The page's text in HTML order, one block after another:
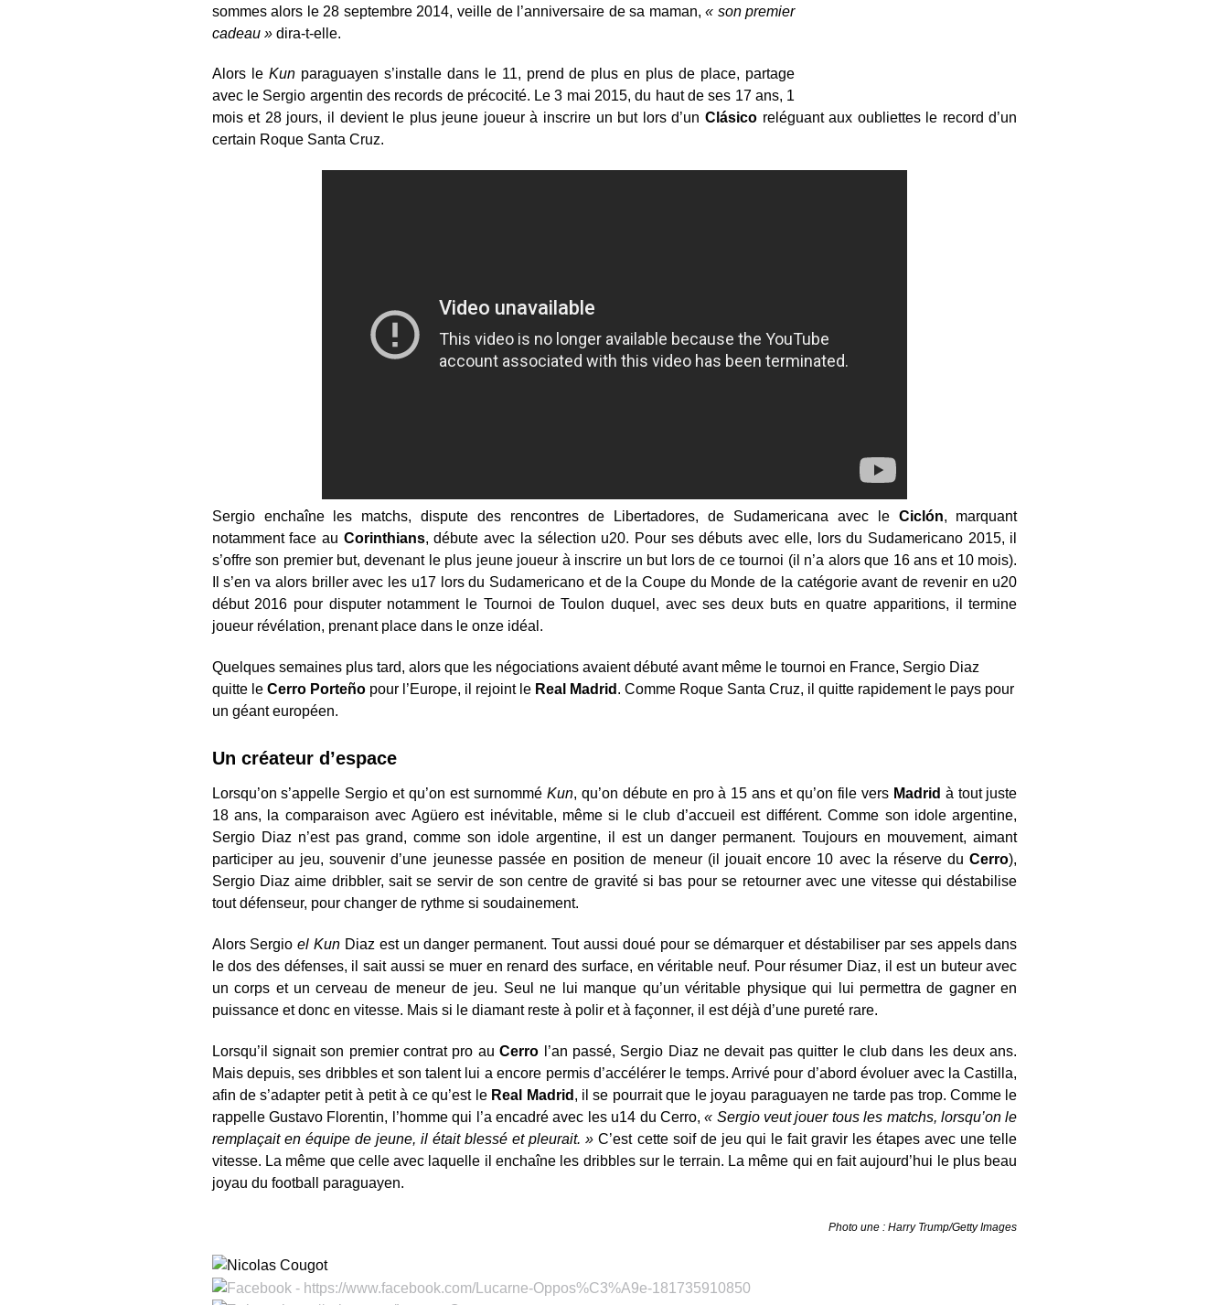
sommes alors le 28 septembre 2014, veille de l’anniversaire de sa maman,« son premier
cadeau »dira-t-elle.
Alors le Kunparaguayen s’installe dans le 11, prend de plus en plus de place, partage
avec le Sergio argentin des records de précocité. Le 3 mai 2015, du haut de ses 17 ans, 1
mois et 28 jours, il devient le plus jeune joueur à inscrire un but lors d’un Clásico reléguant aux oubliettes le record d’un
certain Roque Santa Cruz.
Sergio enchaîne les matchs, dispute des rencontres de Libertadores, de Sudamericana avec le Ciclón, marquant
notamment face au Corinthians, débute avec la sélection u20. Pour ses débuts avec elle, lors du Sudamericano 2015, il
s’offre son premier but, devenant le plus jeune joueur à inscrire un but lors de ce tournoi (il n’a alors que 16 ans et 10 mois).
Il s’en va alors briller avec les u17 lors du Sudamericano et de la Coupe du Monde de la catégorie avant de revenir en u20
début 2016 pour disputer notamment le Tournoi de Toulon duquel, avec ses deux buts en quatre apparitions, il termine
joueur révélation, prenant place dans le onze idéal.
Quelques semaines plus tard, alors que les négociations avaient débuté avant même le tournoi en France, Sergio Diaz
quitte le Cerro Porteñopour l’Europe, il rejoint le Real Madrid . Comme Roque Santa Cruz, il quitte rapidement le pays pour
un géant européen.
Un créateur d’espace
Lorsqu’on s’appelle Sergio et qu’on est surnommé Kun, qu’on débute en pro à 15 ans et qu’on file vers Madrid à tout juste
18 ans, la comparaison avec Agüero est inévitable, même si le club d’accueil est différent. Comme son idole argentine,
Sergio Diaz n’est pas grand, comme son idole argentine, il est un danger permanent. Toujours en mouvement, aimant
participer au jeu, souvenir d’une jeunesse passée en position de meneur (il jouait encore 10 avec la réserve duCerro),
Sergio Diaz aime dribbler, sait se servir de son centre de gravité si bas pour se retourner avec une vitesse qui déstabilise
tout défenseur, pour changer de rythme si soudainement.
Alors Sergioel Kun Diaz est un danger permanent. Tout aussi doué pour se démarquer et déstabiliser par ses appels dans
le dos des défenses, il sait aussi se muer en renard des surface, en véritable neuf. Pour résumer Diaz, il est un buteur avec
un corps et un cerveau de meneur de jeu. Seul ne lui manque qu’un véritable physique qui lui permettra de gagner en
puissance et donc en vitesse. Mais si le diamant reste à polir et à façonner, il est déjà d’une pureté rare.
Lorsqu’il signait son premier contrat pro auCerro l’an passé, Sergio Diaz ne devait pas quitter le club dans les deux ans.
Mais depuis, ses dribbles et son talent lui a encore permis d’accélérer le temps. Arrivé pour d’abord évoluer avec la Castilla,
afin de s’adapter petit à petit à ce qu’est le Real Madrid , il se pourrait que le joyau paraguayen ne tarde pas trop. Comme le
rappelle Gustavo Florentin, l’homme qui l’a encadré avec les u14 du Cerro,« Sergio veut jouer tous les matchs, lorsqu’on le
remplaçait en équipe de jeune, il était blessé et pleurait. »C’est cette soif de jeu qui le fait gravir les étapes avec une telle
vitesse. La même que celle avec laquelle il enchaîne les dribbles sur le terrain. La même qui en fait aujourd’hui le plus beau
joyau du football paraguayen.
Photo une : Harry Trump/Getty Images